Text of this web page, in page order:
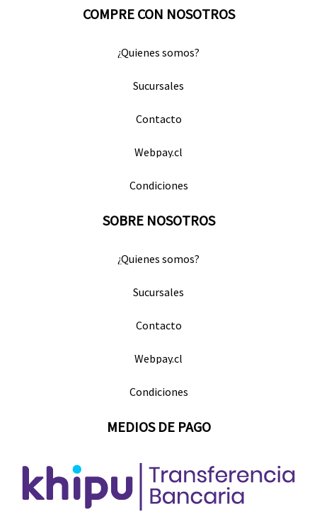
COMPRE CON NOSOTROS
¿Quienes somos?
Sucursales
Contacto
Webpay.cl
Condiciones
SOBRE NOSOTROS
¿Quienes somos?
Sucursales
Contacto
Webpay.cl
Condiciones
MEDIOS DE PAGO